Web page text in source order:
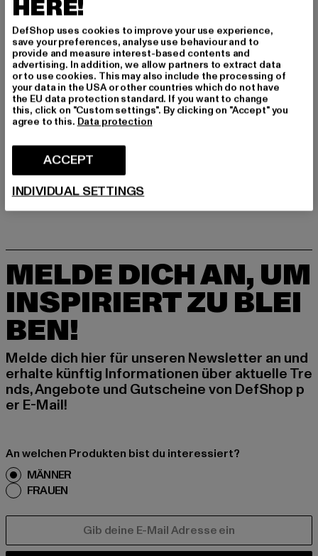
Hersteller: United People GmbH |
commerciale@replayjeans.com
VIA MARCOA 1 | 31011 Asolo | IT
GRÖSSE & PASSFORM
PFLEGEHINWEISE
LIEFERUNG & RÜCKGABE
MELDE DICH AN, UM
INSPIRIERT ZU BLEI
BEN!
Melde dich hier für unseren Newsletter an und
erhalte künftig Informationen über aktuelle Tre
nds, Angebote und Gutscheine von DefShop p
er E-Mail!
An welchen Produkten bist du interessiert?
MÄNNER
FRAUEN
HERE!
DefShop uses cookies to improve your use experience,
save your preferences, analyse use behaviour and to
provide and measure interest-based contents and
advertising. In addition, we allow partners to extract data
or to use cookies. This may also include the processing of
your data in the USA or other countries which do not have
the EU data protection standard. If you want to change
this, click on "Custom settings". By clicking on "Accept" you
agree to this. Data protection
ACCEPT
INDIVIDUAL SETTINGS